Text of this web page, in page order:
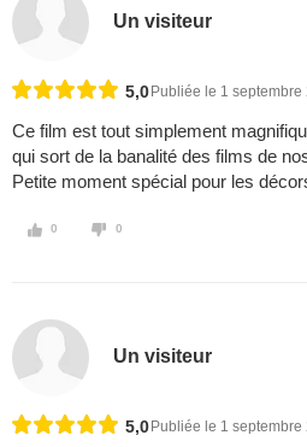
Un visiteur
5,0 Publiée le 1 septembre
Ce film est tout simplement
qui sort de la banalité des films de
Petite moment spécial pour les
0 0
Un visiteur
5,0 Publiée le 1 septembre